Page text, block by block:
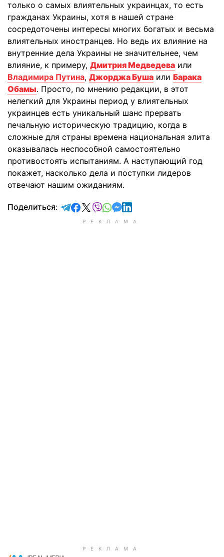
только о самых влиятельных украинцах, то есть
гражданах Украины, хотя в нашей стране
сосредоточены интересы многих богатых и весьма
влиятельных иностранцев. Но ведь их влияние на
внутренние дела Украины не значительнее, чем
влияние, к примеру, Дмитрия Медведева или
Владимира Путина, Джорджа Буша или Барака
Обамы. Просто, по мнению редакции, в этот
нелегкий для Украины период у влиятельных
украинцев есть уникальный шанс прервать
печальную историческую традицию, когда в
сложные для страны времена национальная элита
оказывалась неспособной самостоятельно
противостоять испытаниям. А наступающий год
покажет, насколько дела и поступки лидеров
отвечают нашим ожиданиям.
Поделиться: отправить в Telegram
поделиться в Facebook
поделиться в X
отправить в Viber
отправить в Whatsapp
отправить в Messenger
отправить в LinkedIn